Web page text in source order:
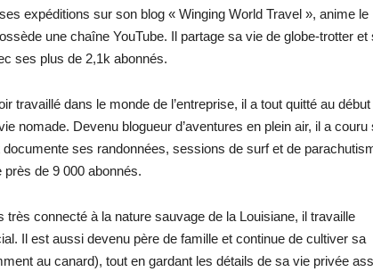
expéditions sur son blog « Winging World Travel », anime le
une chaîne YouTube. Il partage sa vie de globe-trotter et
ses plus de 2,1k abonnés.
travaillé dans le monde de l’entreprise, il a tout quitté au début
nomade. Devenu blogueur d’aventures en plein air, il a couru
ses randonnées, sessions de surf et de
de 9 000 abonnés.
très connecté à la nature sauvage de la Louisiane, il travaille
Il est aussi devenu père de famille et continue de cultiver sa
au canard), tout en gardant les détails de sa vie privée